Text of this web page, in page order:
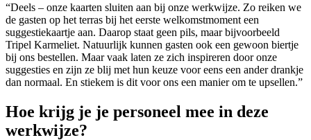
“Deels – onze kaarten sluiten aan bij onze werkwijze. Zo reiken we
de gasten op het terras bij het eerste welkomstmoment een
suggestiekaartje aan. Daarop staat geen pils, maar bijvoorbeeld
Tripel Karmeliet. Natuurlijk kunnen gasten ook een gewoon biertje
bij ons bestellen. Maar vaak laten ze zich inspireren door onze
suggesties en zijn ze blij met hun keuze voor eens een ander drankje
dan normaal. En stiekem is dit voor ons een manier om te upsellen.”
Hoe krijg je je personeel mee in deze
werkwijze?